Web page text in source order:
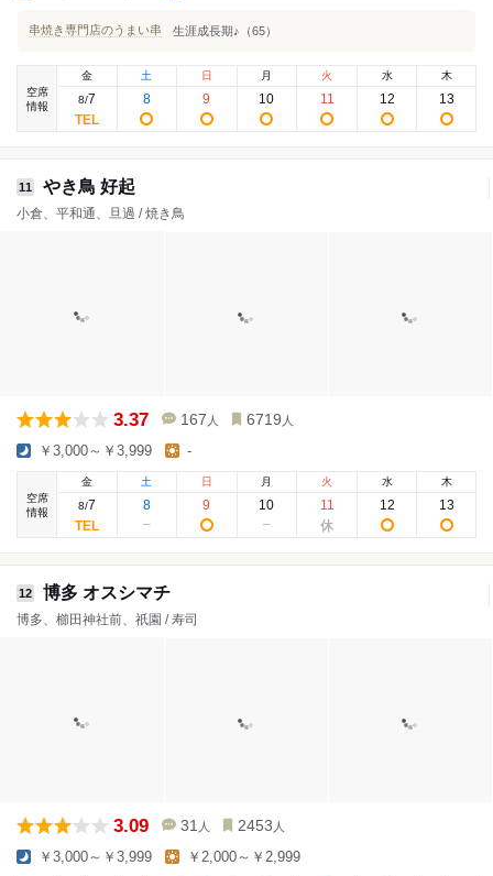
串焼き専門店のうまい串 生涯成長期♪（65）
空席
情報
金
8/7
土
8
日
9
月
10
火
11
水
12
木
13
11 やき鳥 好起
小倉、平和通、旦過 / 焼き鳥
3.37 167 人 6719 人
￥3,000～￥3,999 -
空席
情報
金
8/7
土
8
日
9
月
10
火
11
水
12
木
13
12 博多 オスシマチ
博多、櫛田神社前、祇園 / 寿司
3.09 31 人 2453 人
￥3,000～￥3,999 ￥2,000～￥2,999